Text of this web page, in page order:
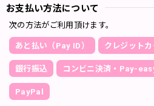
お支払い方法について
次の方法がご利用頂けます。
あと払い（Pay ID） クレジットカ
銀行振込 コンビニ決済・Pay-
PayPal